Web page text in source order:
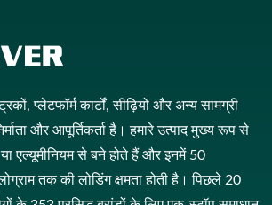
प्लेटफॉर्म कार्टों, सीढ़ियों और अन्य सामग्री
और आपूर्तिकर्ता है। हमारे उत्पाद मुख्य रूप से
एल्यूमीनियम से बने होते हैं और इनमें 50
तक की लोडिंग क्षमता होती है। पिछले 20